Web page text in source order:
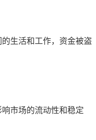
生活和工作，资金被盗
市场的流动性和稳定